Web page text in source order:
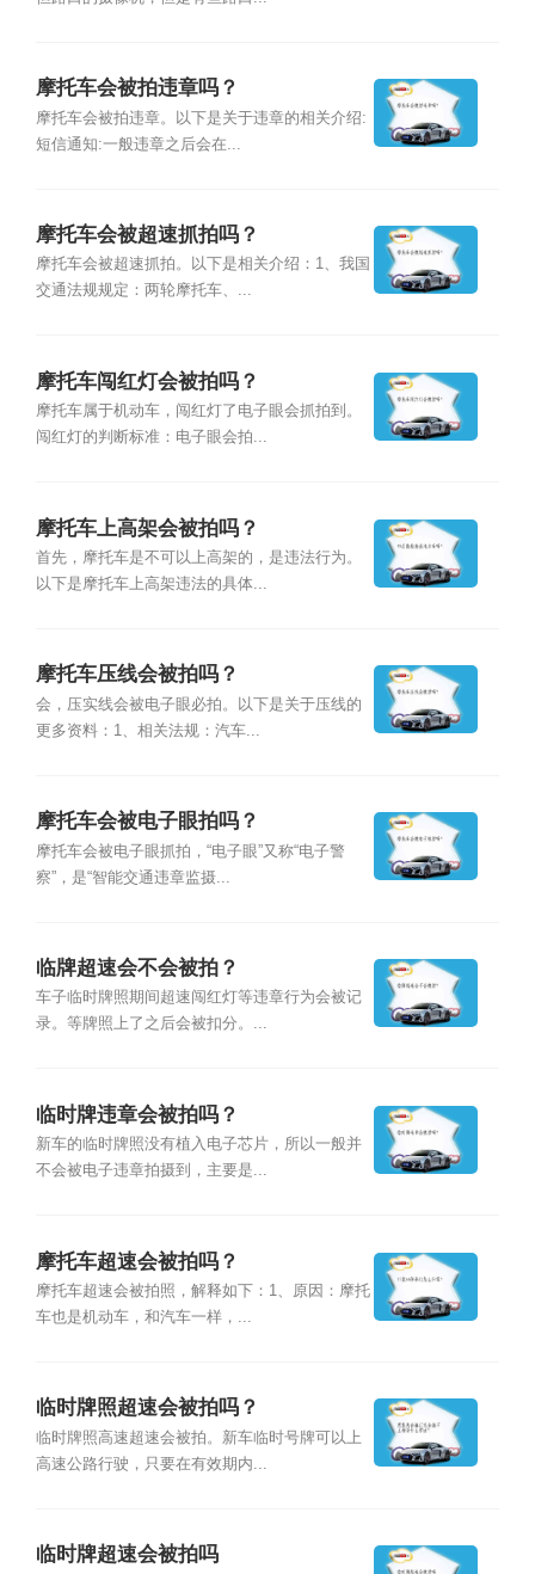
摩托车会被拍违章吗？
摩托车会被拍违章。以下是关于违章的相关介绍:
短信通知:一般违章之后会在...
摩托车会被超速抓拍吗？
摩托车会被超速抓拍。以下是相关介绍：1、我国
交通法规规定：两轮摩托车、...
摩托车闯红灯会被拍吗？
摩托车属于机动车，闯红灯了电子眼会抓拍到。
闯红灯的判断标准：电子眼会拍...
摩托车上高架会被拍吗？
首先，摩托车是不可以上高架的，是违法行为。
以下是摩托车上高架违法的具体...
摩托车压线会被拍吗？
会，压实线会被电子眼必拍。以下是关于压线的
更多资料：1、相关法规：汽车...
摩托车会被电子眼拍吗？
摩托车会被电子眼抓拍，“电子眼”又称“电子警
察”，是“智能交通违章监摄...
临牌超速会不会被拍？
车子临时牌照期间超速闯红灯等违章行为会被记
录。等牌照上了之后会被扣分。...
临时牌违章会被拍吗？
新车的临时牌照没有植入电子芯片，所以一般并
不会被电子违章拍摄到，主要是...
摩托车超速会被拍吗？
摩托车超速会被拍照，解释如下：1、原因：摩托
车也是机动车，和汽车一样，...
临时牌照超速会被拍吗？
临时牌照高速超速会被拍。新车临时号牌可以上
高速公路行驶，只要在有效期内...
临时牌超速会被拍吗